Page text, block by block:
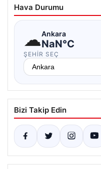
Hava Durumu
☁Ankara
NaN°C
ŞEHIR SEÇ
Bizi Takip Edin